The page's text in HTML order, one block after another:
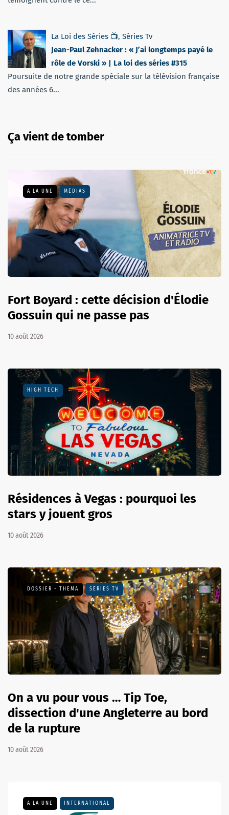
La Loi des Séries 📺, Séries Tv
Jean-Paul Zehnacker : « J’ai longtemps payé le
rôle de Vorski » | La loi des séries #315
Poursuite de notre grande spéciale sur la télévision française
des années 6...
Ça vient de tomber
A LA UNE MÉDIAS
Fort Boyard : cette décision d'Élodie
Gossuin qui ne passe pas
10 août 2026
HIGH TECH
Résidences à Vegas : pourquoi les
stars y jouent gros
10 août 2026
DOSSIER - THEMA SÉRIES TV
On a vu pour vous … Tip Toe,
dissection d'une Angleterre au bord
de la rupture
10 août 2026
A LA UNE INTERNATIONAL